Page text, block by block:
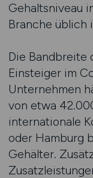
Gehaltsniveau
Branche üblich
Die Bandbreite
Einsteiger im
Unternehmen
von etwa
internationale
oder Hamburg
Gehälter.